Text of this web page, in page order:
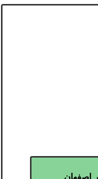
اصفهان